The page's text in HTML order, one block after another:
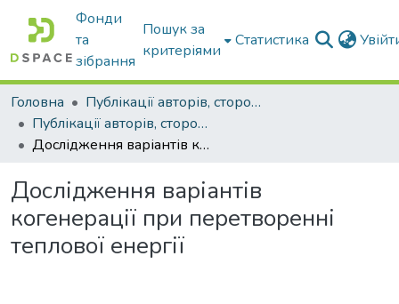
Фонди
та
зібрання
Пошук за
критеріями
Статистика
Головна
Публікації авторів, сторонніх університету
Публікації авторів, сторонніх університету
Дослідження варіантів когенерації при перетворенні теплової енергії
Дослідження варіантів
когенерації при перетворенні
теплової енергії